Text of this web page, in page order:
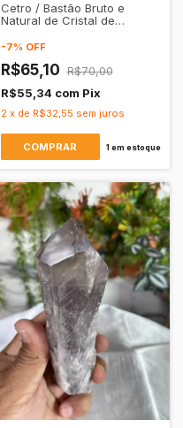
Cetro / Bastão Bruto e
Natural de Cristal de
Transparente
-7% OFF
R$65,10 R$70,00
R$55,34 com Pix
2 x de R$32,55 sem juros
1 em estoque